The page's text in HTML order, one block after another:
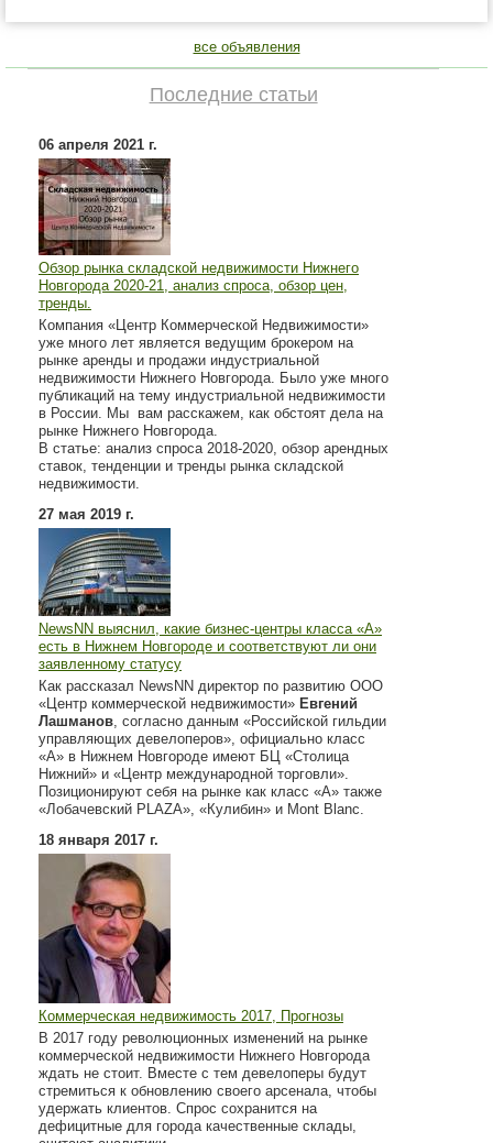
все объявления
Последние статьи
06 апреля 2021 г.
Обзор рынка складской недвижимости Нижнего
Новгорода 2020-21, анализ спроса, обзор цен,
тренды.
Компания «Центр Коммерческой Недвижимости»
уже много лет является ведущим брокером на
рынке аренды и продажи индустриальной
недвижимости Нижнего Новгорода. Было уже много
публикаций на тему индустриальной недвижимости
в России. Мы вам расскажем, как обстоят дела на
рынке Нижнего Новгорода.
В статье: анализ спроса 2018-2020, обзор арендных
ставок, тенденции и тренды рынка складской
недвижимости.
27 мая 2019 г.
NewsNN выяснил, какие бизнес-центры класса «А»
есть в Нижнем Новгороде и соответствуют ли они
заявленному статусу
Как рассказал NewsNN директор по развитию ООО
«Центр коммерческой недвижимости» Евгений
Лашманов, согласно данным «Российской гильдии
управляющих девелоперов», официально класс
«А» в Нижнем Новгороде имеют БЦ «Столица
Нижний» и «Центр международной торговли».
Позиционируют себя на рынке как класс «А» также
«Лобачевский PLAZA», «Кулибин» и Mont Blanc.
18 января 2017 г.
Коммерческая недвижимость 2017, Прогнозы
В 2017 году революционных изменений на рынке
коммерческой недвижимости Нижнего Новгорода
ждать не стоит. Вместе с тем девелоперы будут
стремиться к обновлению своего арсенала, чтобы
удержать клиентов. Спрос сохранится на
дефицитные для города качественные склады,